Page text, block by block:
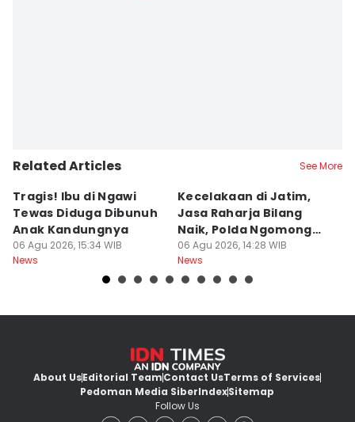
Related Articles See More
Tragis! Ibu di Ngawi
Tewas Diduga Dibunuh
Anak Kandungnya
06 Agu 2026, 15:34 WIB
News
Kecelakaan di Jatim,
Jasa Raharja Bilang
Naik, Polda Ngomong
Turun
06 Agu 2026, 14:28 WIB
News
About UsEditorial TeamContact UsTerms of Services
Pedoman Media SiberIndexSitemap
Follow Us